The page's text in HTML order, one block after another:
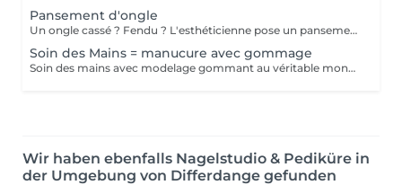
Pansement d'ongle
Un ongle cassé ? Fendu ? L'esthéticienne pose un pansement pour "rassembler" l'ongle le temps qu'il grandisse afin qu'il ne se casse pas davantage. Cette prestation n'est pas médical et ne peut pas se réaliser si on voit trop la chair en dessous ou du sang.
Soin des Mains = manucure avec gommage
Soin des mains avec modelage gommant au véritable monoï de Tahiti comprenant coupage, limage des ongles et travail des cuticules (manucure).
Wir haben ebenfalls Nagelstudio & Pediküre in
der Umgebung von Differdange gefunden